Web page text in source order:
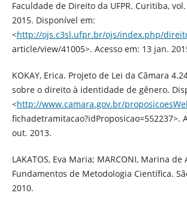
Faculdade de Direito da UFPR. Curitiba,
2015. Disponível em:
<http://ojs.c3sl.ufpr.br/ojs/index.php/
article/view/41005>. Acesso em: 13 jan.
KOKAY, Erica. Projeto de Lei da Câmara
sobre o direito à identidade de gênero.
<http://www.camara.gov.br/
fichadetramitacao?idProposicao=552237>.
out. 2013.
LAKATOS, Eva Maria; MARCONI, Marina de
Fundamentos de Metodologia Científica.
2010.